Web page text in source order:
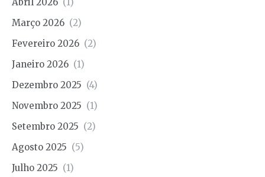
Março 2026 (2)
Fevereiro 2026 (2)
Janeiro 2026 (1)
Dezembro 2025 (4)
Novembro 2025 (1)
Setembro 2025 (2)
Agosto 2025 (5)
Julho 2025 (1)